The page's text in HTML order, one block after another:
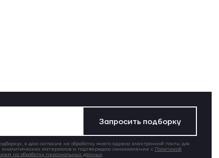
Запросить подборку
я даю согласие на обработку моего адреса электронной почты для
материалов и подтверждаю ознакомление с Политикой
на обработку персональных данных.